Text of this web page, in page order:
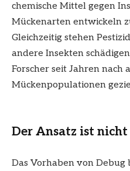
chemische Mittel gegen
Mückenarten entwickeln
Gleichzeitig stehen
andere Insekten
Forscher seit Jahren
Mückenpopulationen
Der Ansatz ist nicht
Das Vorhaben von